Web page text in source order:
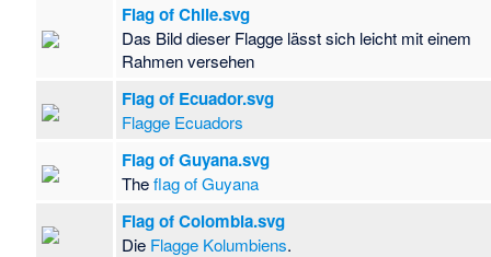
Flag of Chile.svg
Das Bild dieser Flagge lässt sich leicht mit einem
Rahmen versehen
Flag of Ecuador.svg
Flagge Ecuadors
Flag of Guyana.svg
Theflag of Guyana
Flag of Colombia.svg
Die Flagge Kolumbiens.